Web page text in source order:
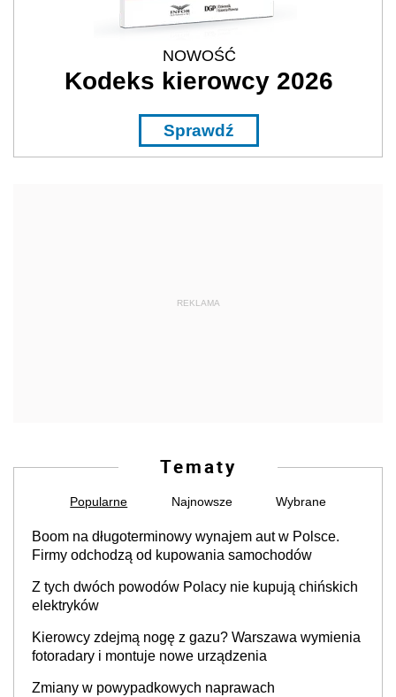
NOWOŚĆ
Kodeks kierowcy 2026
Sprawdź
REKLAMA
Tematy
Popularne Najnowsze Wybrane
Boom na długoterminowy wynajem aut w Polsce.
Firmy odchodzą od kupowania samochodów
Z tych dwóch powodów Polacy nie kupują chińskich
elektryków
Kierowcy zdejmą nogę z gazu? Warszawa wymienia
fotoradary i montuje nowe urządzenia
Zmiany w powypadkowych naprawach